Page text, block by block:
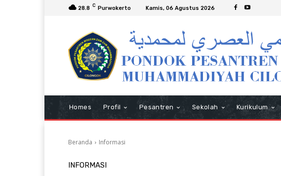
28.8 C Purwokerto Kamis, 06 Agustus 2026
Homes Profil Pesantren Sekolah Kurikulum
Beranda Informasi
INFORMASI